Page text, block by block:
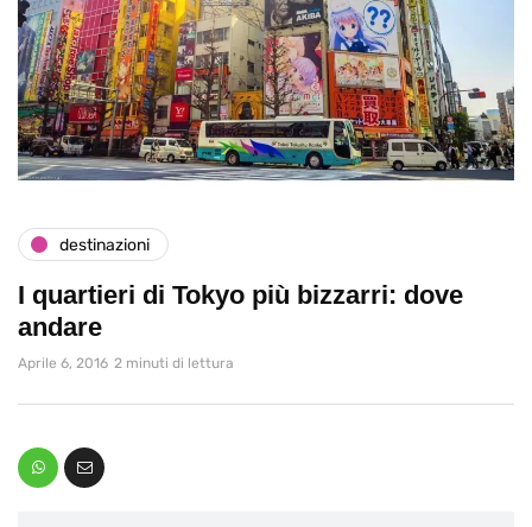
destinazioni
I quartieri di Tokyo più bizzarri: dove
andare
Aprile 6, 2016 2 minuti di lettura